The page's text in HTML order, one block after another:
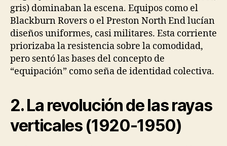
gris) dominaban la escena. Equipos como el
Blackburn Rovers o el Preston North End lucían
diseños uniformes, casi militares. Esta corriente
priorizaba la resistencia sobre la comodidad,
pero sentó las bases del concepto de
“equipación” como seña de identidad colectiva.
2. La revolución de las rayas
verticales (1920-1950)